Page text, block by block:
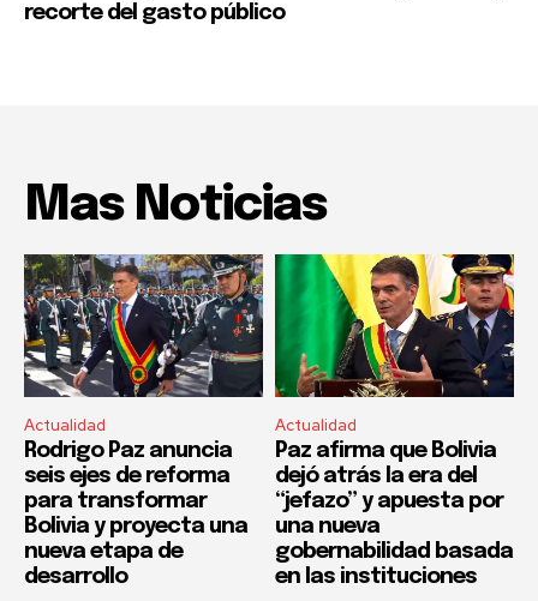
recorte del gasto público
Mas Noticias
Actualidad
Rodrigo Paz anuncia
seis ejes de reforma
para transformar
Bolivia y proyecta una
nueva etapa de
desarrollo
Actualidad
Paz afirma que Bolivia
dejó atrás la era del
“jefazo” y apuesta por
una nueva
gobernabilidad basada
en las instituciones